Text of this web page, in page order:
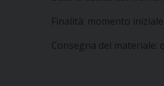
Finalità: momento
Consegna del materiale: